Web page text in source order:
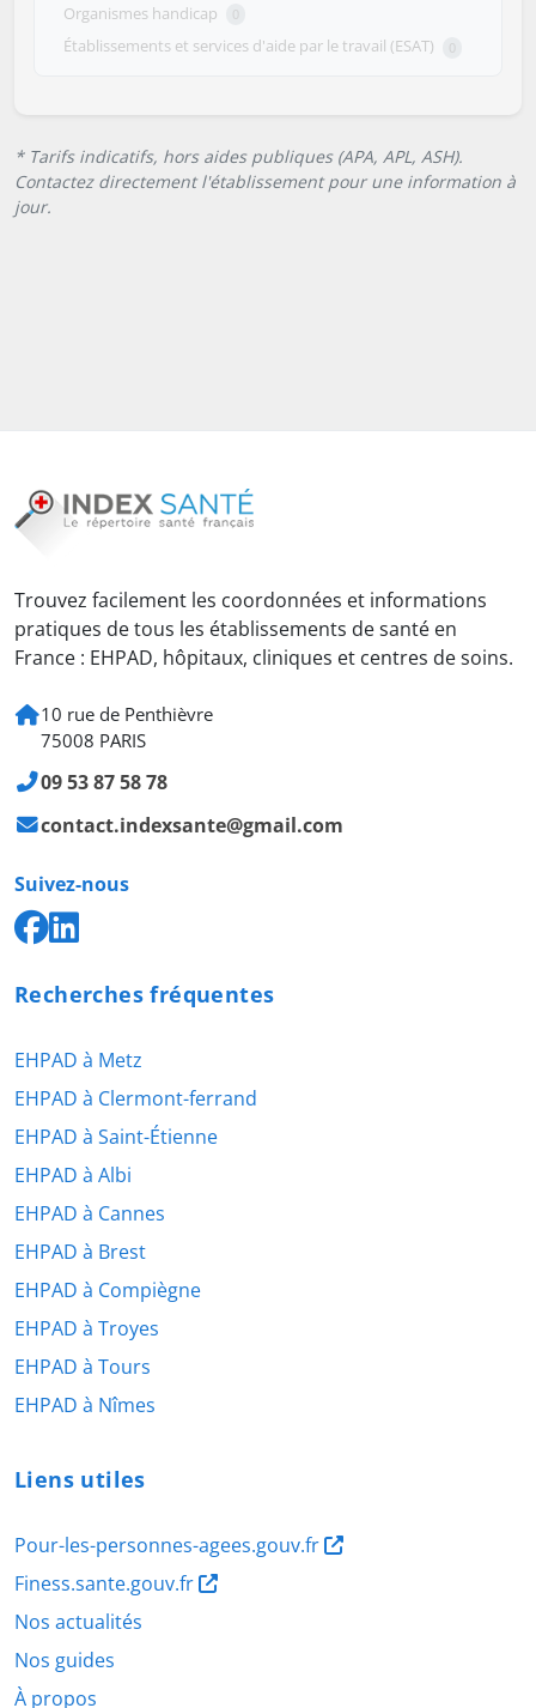
Organismes handicap 0
Établissements et services d'aide par le travail (ESAT) 0
* Tarifs indicatifs, hors aides publiques (APA, APL, ASH).
Contactez directement l'établissement pour une information à
jour.
Trouvez facilement les coordonnées et informations
pratiques de tous les établissements de santé en
France : EHPAD, hôpitaux, cliniques et centres de soins.
10 rue de Penthièvre
75008 PARIS
09 53 87 58 78
contact.indexsante@gmail.com
Suivez-nous
Recherches fréquentes
EHPAD à Metz
EHPAD à Clermont-ferrand
EHPAD à Saint-Étienne
EHPAD à Albi
EHPAD à Cannes
EHPAD à Brest
EHPAD à Compiègne
EHPAD à Troyes
EHPAD à Tours
EHPAD à Nîmes
Liens utiles
Pour-les-personnes-agees.gouv.fr
Finess.sante.gouv.fr
Nos actualités
Nos guides
À propos